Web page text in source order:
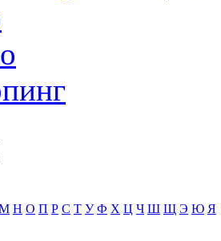
Н О П Р С Т У Ф Х Ц Ч Ш Щ Э Ю Я